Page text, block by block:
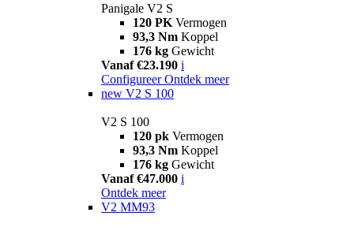
Panigale V2 S
120 PK Vermogen
93,3 Nm Koppel
176 kg Gewicht
Vanaf €23.190 i
Configureer Ontdek meer
new V2 S 100
V2 S 100
120 pk Vermogen
93,3 Nm Koppel
176 kg Gewicht
Vanaf €47.000 i
Ontdek meer
V2 MM93